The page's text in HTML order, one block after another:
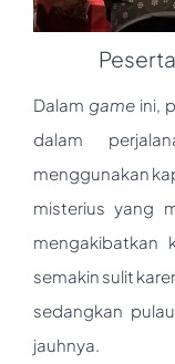
Dalam game ini,
dalam
menggunakan
misterius yang
mengakibatkan
semakin sulit
sedangkan
jauhnya.